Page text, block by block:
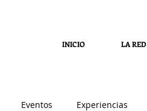
INICIO LA RED
Eventos Experiencias